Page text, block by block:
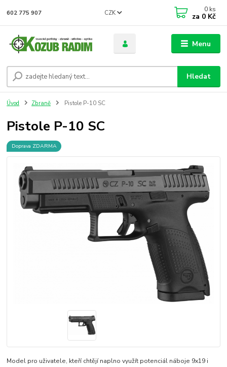
Menu
CZK
Hledat
602 775 907 0 ks
za 0 Kč
Úvod Zbraně Pistole P-10 SC
Pistole P-10 SC
Doprava ZDARMA
Model pro uživatele, kteří chtějí naplno využít potenciál náboje 9x19 i